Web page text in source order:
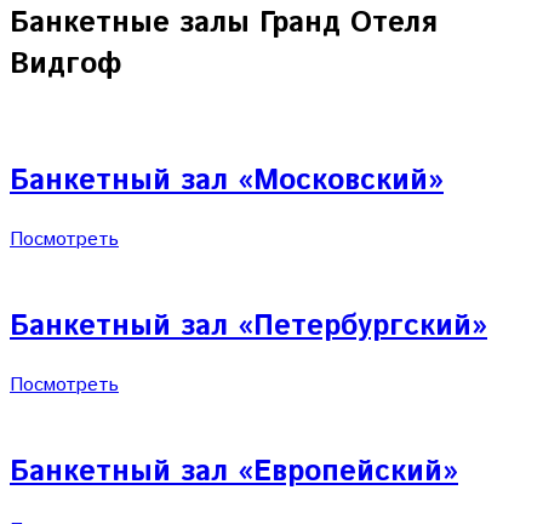
Банкетные залы Гранд Отеля
Видгоф
Банкетный зал «Московский»
Посмотреть
Банкетный зал «Петербургский»
Посмотреть
Банкетный зал «Европейский»